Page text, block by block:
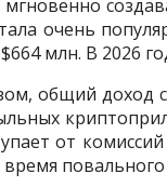
очень
млн. В 2026
общий доход
от
время